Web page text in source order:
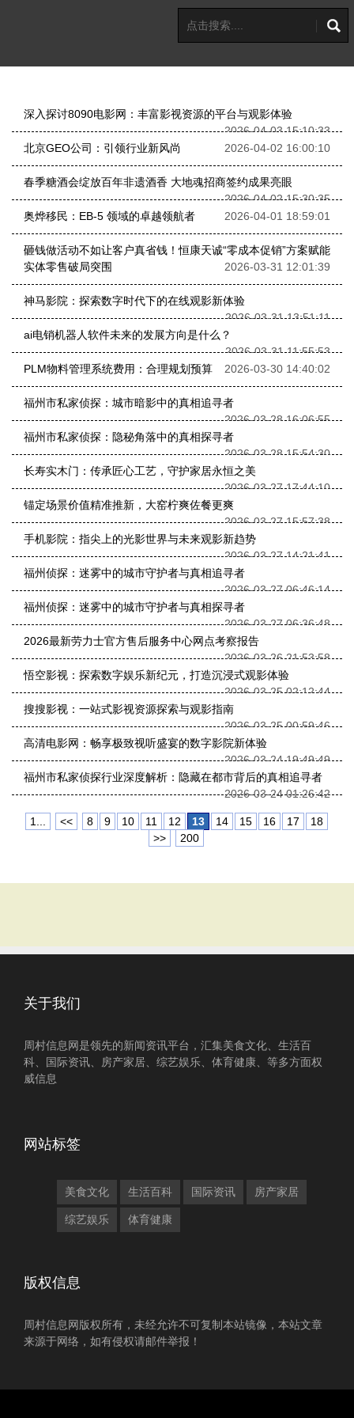
深入探讨8090电影网：丰富影视资源的平台与观影体验
2026-04-03 15:10:33
北京GEO公司：引领行业新风尚
2026-04-02 16:00:10
春季糖酒会绽放百年非遗酒香 大地魂招商签约成果亮眼
2026-04-02 15:30:35
奥烨移民：EB-5 领域的卓越领航者
2026-04-01 18:59:01
砸钱做活动不如让客户真省钱！恒康天诚“零成本促销”方案赋能
实体零售破局突围
2026-03-31 12:01:39
神马影院：探索数字时代下的在线观影新体验
2026-03-31 13:51:11
ai电销机器人软件未来的发展方向是什么？
2026-03-31 11:55:53
PLM物料管理系统费用：合理规划预算
2026-03-30 14:40:02
福州市私家侦探：城市暗影中的真相追寻者
2026-03-28 16:06:55
福州市私家侦探：隐秘角落中的真相探寻者
2026-03-28 15:54:30
长寿实木门：传承匠心工艺，守护家居永恒之美
2026-03-27 17:44:10
锚定场景价值精准推新，大窑柠爽佐餐更爽
2026-03-27 15:57:38
手机影院：指尖上的光影世界与未来观影新趋势
2026-03-27 14:21:41
福州侦探：迷雾中的城市守护者与真相追寻者
2026-03-27 06:46:14
福州侦探：迷雾中的城市守护者与真相探寻者
2026-03-27 06:36:48
2026最新劳力士官方售后服务中心网点考察报告
2026-03-26 21:53:58
悟空影视：探索数字娱乐新纪元，打造沉浸式观影体验
2026-03-25 02:12:44
搜搜影视：一站式影视资源探索与观影指南
2026-03-25 00:59:46
高清电影网：畅享极致视听盛宴的数字影院新体验
2026-03-24 19:49:49
福州市私家侦探行业深度解析：隐藏在都市背后的真相追寻者
2026-03-24 01:26:42
1... << 8 9 10 11 12 13 14 15 16 17
18
>>
200
关于我们
周村信息网是领先的新闻资讯平台，汇集美食文化、生活百
科、国际资讯、房产家居、综艺娱乐、体育健康、等多方面权
威信息
网站标签
美食文化 生活百科 国际资讯 房产家居
综艺娱乐 体育健康
版权信息
周村信息网版权所有，未经允许不可复制本站镜像，本站文章
来源于网络，如有侵权请邮件举报！